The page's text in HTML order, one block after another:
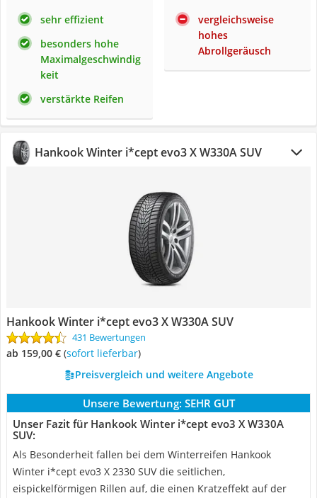
sehr effizient
besonders hohe
Maximalgeschwindig
keit
verstärkte Reifen
vergleichsweise
hohes
Abrollgeräusch
Hankook Winter i*cept evo3 X W330A SUV
Hankook Winter i*cept evo3 X W330A SUV
431 Bewertungen
ab 159,00 € ( Sofort lieferbar)
Preisvergleich und weitere Angebote
Unsere Bewertung: SEHR GUT
Unser Fazit für Hankook Winter i*cept evo3 X W330A
SUV:
Als Besonderheit fallen bei dem Winterreifen Hankook
Winter i*cept evo3 X 2330 SUV die seitlichen,
eispickelförmigen Rillen auf, die einen Kratzeffekt auf der